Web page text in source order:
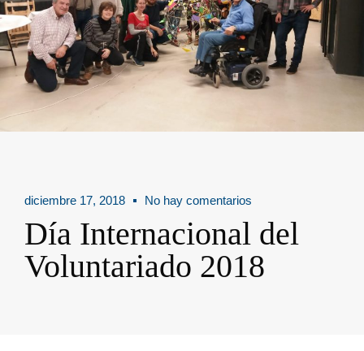
diciembre 17, 2018 No hay comentarios
Día Internacional del
Voluntariado 2018